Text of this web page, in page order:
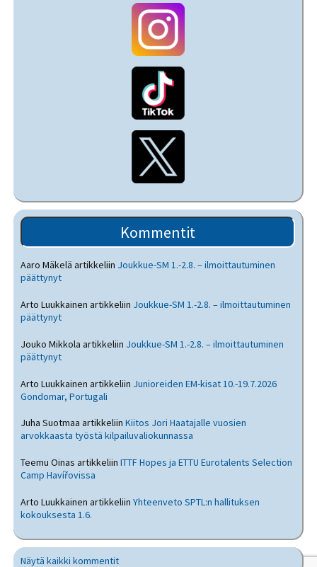
Kommentit
Aaro Mäkelä artikkeliin Joukkue-SM 1.-2.8. – ilmoittautuminen
päättynyt
Arto Luukkainen artikkeliin Joukkue-SM 1.-2.8. – ilmoittautuminen
päättynyt
Jouko Mikkola artikkeliin Joukkue-SM 1.-2.8. – ilmoittautuminen
päättynyt
Arto Luukkainen artikkeliin Junioreiden EM-kisat 10.-19.7.2026
Gondomar, Portugali
Juha Suotmaa artikkeliinKiitos Jori Haatajalle vuosien
arvokkaasta työstä kilpailuvaliokunnassa
Teemu Oinas artikkeliinITTF Hopes ja ETTU Eurotalents Selection
Camp Havířovissa
Arto Luukkainen artikkeliinYhteenveto SPTL:n hallituksen
kokouksesta 1.6.
Näytä kaikki kommentit